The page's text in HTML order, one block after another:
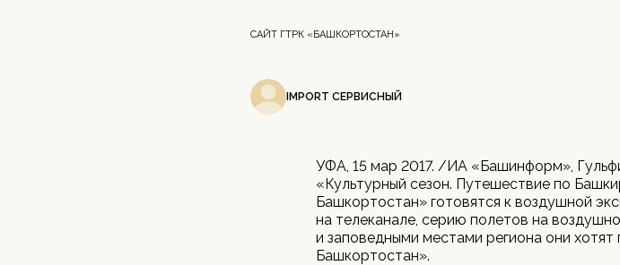
САЙТ ГТРК «БАШКОРТОСТАН»
IMPORT СЕРВИСНЫЙ
УФА, 15 мар 2017. /ИА «Башинформ»,
«Культурный сезон. Путешествие по
Башкортостан» готовятся к воздушной
на телеканале, серию полетов на
и заповедными местами региона они
Башкортостан».